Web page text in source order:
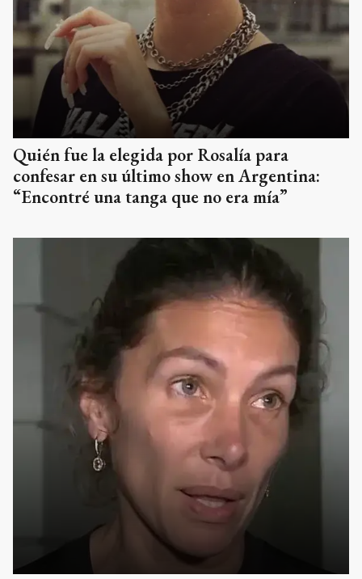
Quién fue la elegida por Rosalía para
confesar en su último show en Argentina:
“Encontré una tanga que no era mía”